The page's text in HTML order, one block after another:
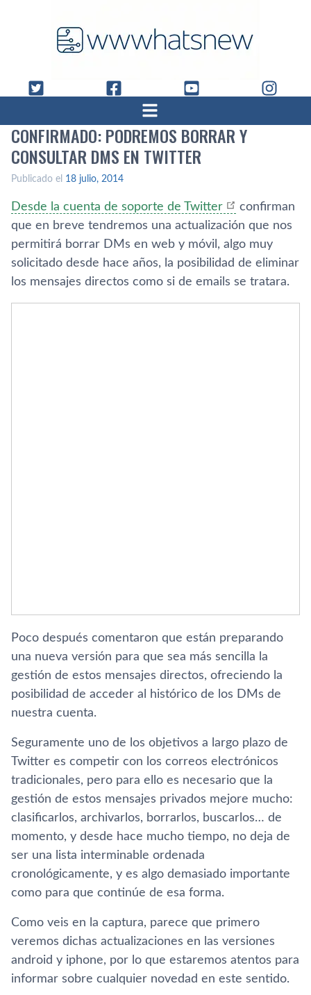
CONFIRMADO: PODREMOS BORRAR Y
CONSULTAR DMS EN TWITTER
Publicado el 18 julio, 2014
Desde la cuenta de soporte de Twitter
confirman
que en breve tendremos una actualización que nos
permitirá borrar DMs en web y móvil, algo muy
solicitado desde hace años, la posibilidad de eliminar
los mensajes directos como si de emails se tratara.
Poco después comentaron que están preparando
una nueva versión para que sea más sencilla la
gestión de estos mensajes directos, ofreciendo la
posibilidad de acceder al histórico de los DMs de
nuestra cuenta.
Seguramente uno de los objetivos a largo plazo de
Twitter es competir con los correos electrónicos
tradicionales, pero para ello es necesario que la
gestión de estos mensajes privados mejore mucho:
clasificarlos, archivarlos, borrarlos, buscarlos… de
momento, y desde hace mucho tiempo, no deja de
ser una lista interminable ordenada
cronológicamente, y es algo demasiado importante
como para que continúe de esa forma.
Como veis en la captura, parece que primero
veremos dichas actualizaciones en las versiones
android y iphone, por lo que estaremos atentos para
informar sobre cualquier novedad en este sentido.